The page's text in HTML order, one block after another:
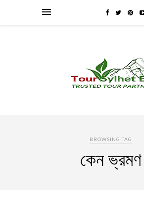
BROWSING TAG
কেন ভ্রমণ